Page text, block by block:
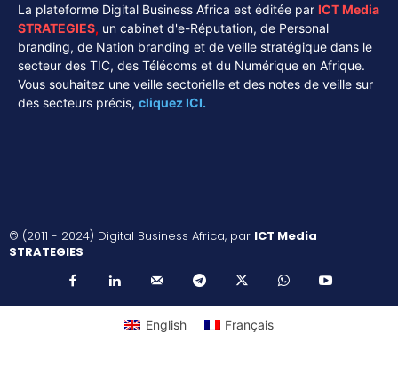
La plateforme Digital Business Africa est éditée par ICT Media
STRATEGIES, un cabinet d'e-Réputation, de Personal
branding, de Nation branding et de veille stratégique dans le
secteur des TIC, des Télécoms et du Numérique en Afrique.
Vous souhaitez une veille sectorielle et des notes de veille sur
des secteurs précis, cliquez ICI.
© (2011 - 2024) Digital Business Africa, par ICT Media
STRATEGIES
English Français